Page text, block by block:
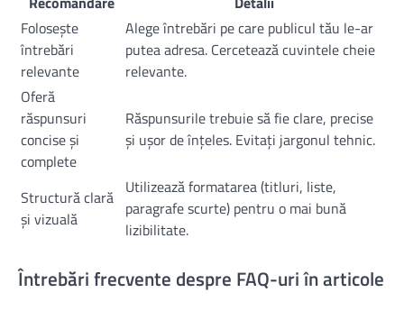
Folosește
întrebări
relevante
Alege întrebări pe care publicul tău le-ar
putea adresa. Cercetează cuvintele cheie
relevante.
Oferă
răspunsuri
concise și
complete
Răspunsurile trebuie să fie clare, precise
și ușor de înțeles. Evitați jargonul tehnic.
Structură clară
și vizuală
Utilizează formatarea (titluri, liste,
paragrafe scurte) pentru o mai bună
lizibilitate.
Întrebări frecvente despre FAQ-uri în articole